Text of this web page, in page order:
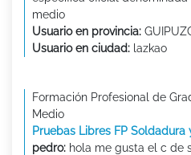
medio
Usuario en provincia:
Usuario en ciudad: lazkao
Formación Profesional de
Medio
Pruebas Libres FP Soldadura
pedro: hola me gusta el c de